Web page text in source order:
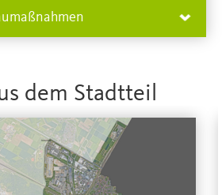
dem Stadtteil